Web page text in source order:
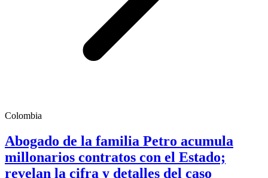
Colombia
Abogado de la familia Petro acumula
millonarios contratos con el Estado;
revelan la cifra y detalles del caso